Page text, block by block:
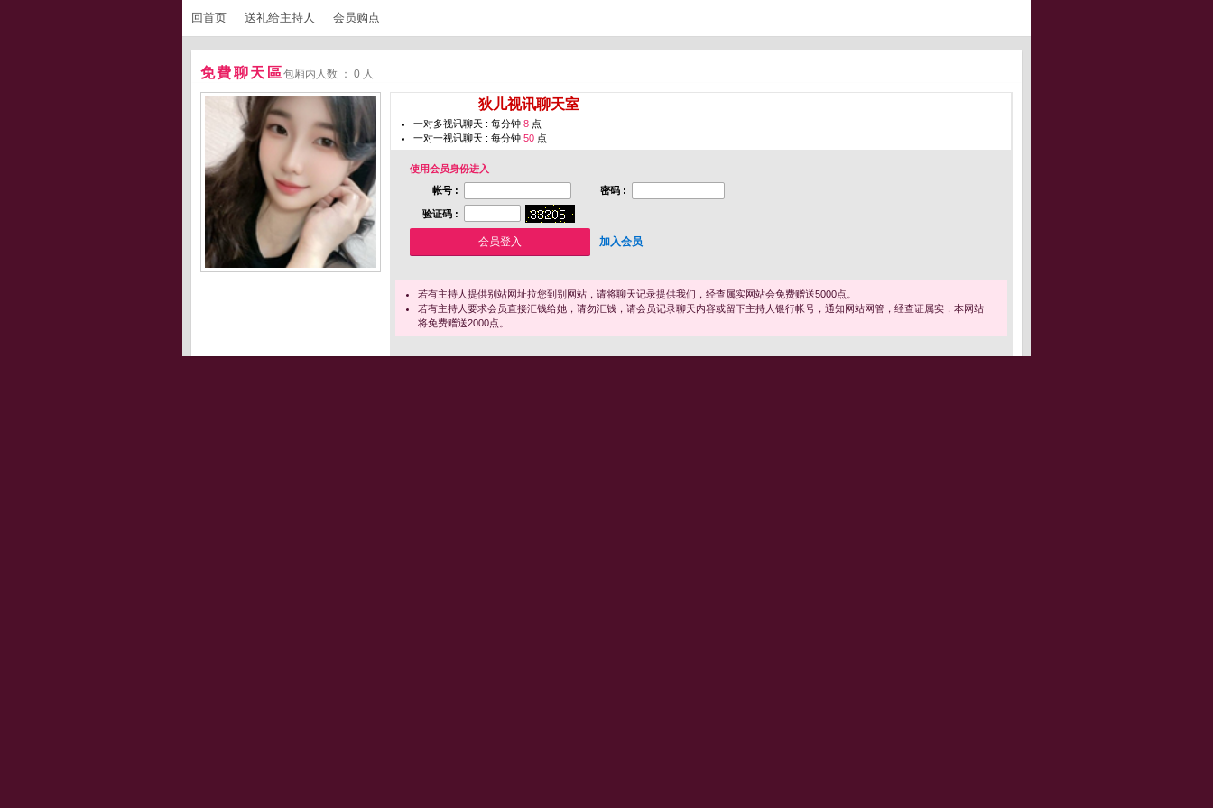
回首页 送礼给主持人 会员购点
免費聊天區包厢内人数 ： 0 人
狄儿视讯聊天室
一对多视讯聊天 : 每分钟 8 点
一对一视讯聊天 : 每分钟 50 点
使用会员身份进入
帐号 :
密码 :
验证码 :
加入会员
若有主持人提供别站网址拉您到别网站，请将聊天记录提供我们，经查属实网站会免费赠送5000点。
若有主持人要求会员直接汇钱给她，请勿汇钱，请会员记录聊天内容或留下主持人银行帐号，通知网站网管，经查证属实，本网站
将免费赠送2000点。